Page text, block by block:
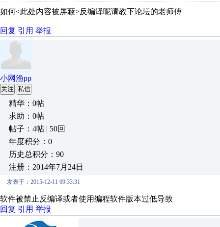
如何<此处内容被屏蔽>反编译呢请教下论坛的老师傅
回复 引用 举报
小网渔pp
关注 私信
精华：0帖
求助：0帖
帖子：4帖 | 50回
年度积分：0
历史总积分：90
注册：2014年7月24日
发表于：2015-12-11 09:33:31
软件被禁止反编译或者使用编程软件版本过低导致
回复 引用 举报